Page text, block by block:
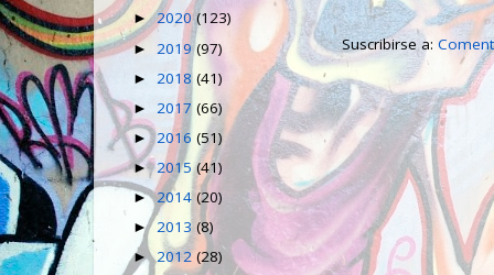
Suscribirse a:
►2020(123)
► 2019(97)
► 2018 (41)
► 2017 (66)
► 2016 (51)
►2015(41)
►2014 (20)
► 2013 (8)
►2012(28)